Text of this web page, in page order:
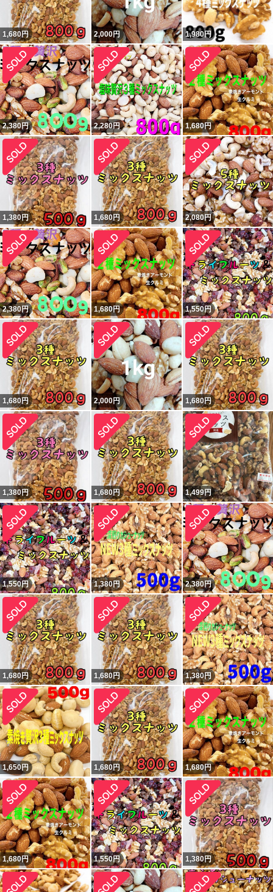
1,680円 2,000円 1,980円
2,380円 2,280円 1,680円
1,380円 1,680円 2,080円
2,380円 1,680円 1,550円
1,680円 2,000円 1,680円
1,380円 1,680円 1,499円
1,550円 1,380円 2,380円
1,680円 1,680円 1,380円
1,650円 1,680円 1,680円
1,680円 1,550円 1,380円